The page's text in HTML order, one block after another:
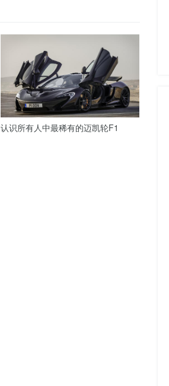
认识所有人中最稀有的迈凯轮F1